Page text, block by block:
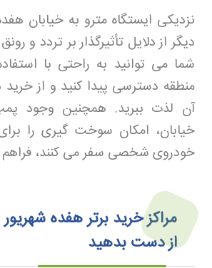
نزدیکی ایستگاه مترو به خیابان
دیگر از دلایل تأثیرگذار بر تردد و
شما می توانید به راحتی با
منطقه دسترسی پیدا کنید و از خرید
آن لذت ببرید. همچنین وجود
خیابان، امکان سوخت گیری را
خودروی شخصی سفر می کنند،
مراکز خرید برتر هفده
از دست بدهید